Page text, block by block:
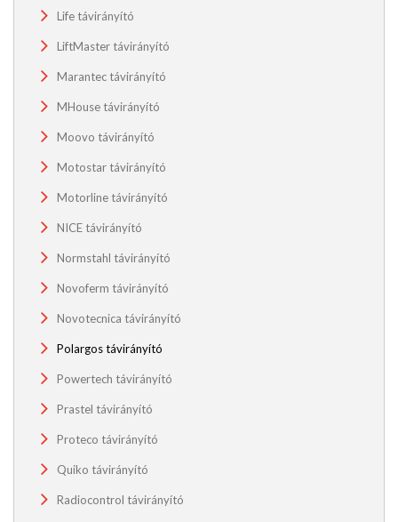
Life távirányító
LiftMaster távirányító
Marantec távirányító
MHouse távirányító
Moovo távirányító
Motostar távirányító
Motorline távirányító
NICE távirányító
Normstahl távirányító
Novoferm távirányító
Novotecnica távirányító
Polargos távirányító
Powertech távirányító
Prastel távirányító
Proteco távirányító
Quiko távirányító
Radiocontrol távirányító